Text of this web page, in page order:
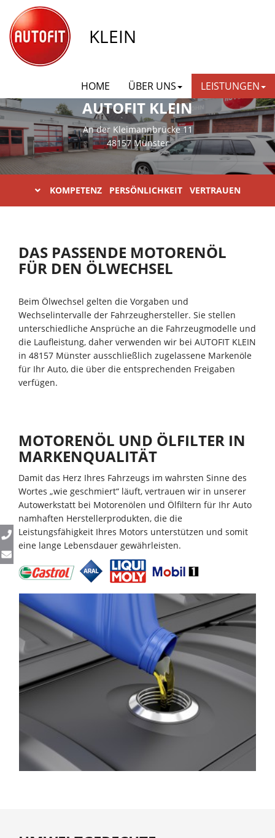
KLEIN
HOME ÜBER UNS LEISTUNGEN
AUTOFIT KLEIN
An der Kleimannbrücke 11
48157 Münster
KOMPETENZ PERSÖNLICHKEIT VERTRAUEN
DAS PASSENDE MOTORENÖL
FÜR DEN ÖLWECHSEL
Beim Ölwechsel gelten die Vorgaben und
Wechselintervalle der Fahrzeughersteller. Sie stellen
unterschiedliche Ansprüche an die Fahrzeugmodelle und
die Laufleistung, daher verwenden wir bei AUTOFIT KLEIN
in 48157 Münster ausschließlich zugelassene Markenöle
für Ihr Auto, die über die entsprechenden Freigaben
verfügen.
MOTORENÖL UND ÖLFILTER IN
MARKENQUALITÄT
Damit das Herz Ihres Fahrzeugs im wahrsten Sinne des
Wortes „wie geschmiert“ läuft, vertrauen wir in unserer
Autowerkstatt bei Motorenölen und Ölfiltern für Ihr Auto
namhaften Herstellerprodukten, die die
Leistungsfähigkeit Ihres Motors unterstützen und somit
eine lange Lebensdauer gewährleisten.